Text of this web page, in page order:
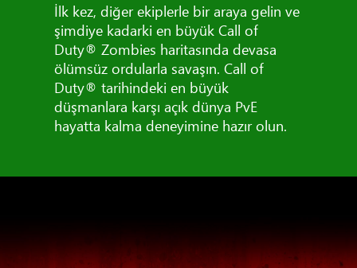
İlk kez, diğer ekiplerle bir araya gelin ve
şimdiye kadarki en büyük Call of
Duty® Zombies haritasında devasa
ölümsüz ordularla savaşın. Call of
Duty® tarihindeki en büyük
düşmanlara karşı açık dünya PvE
hayatta kalma deneyimine hazır olun.